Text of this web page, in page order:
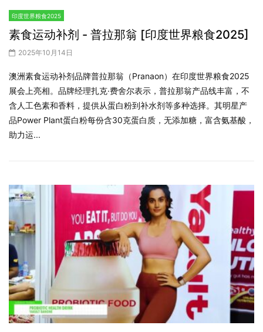
印度世界粮食2025
素食运动补剂 - 普拉那翁 [印度世界粮食2025]
2025年10月14日
澳洲素食运动补剂品牌普拉那翁（Pranaon）在印度世界粮食2025
展会上亮相。品牌经理扎克·费舍尔表示，普拉那翁产品线丰富，不
含人工色素和香料，提供从蛋白粉到补水剂等多种选择。其明星产
品Power Plant蛋白粉每份含30克蛋白质，无添加糖，富含氨基酸，
助力运...